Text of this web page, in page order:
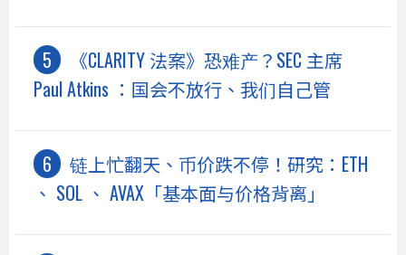
《CLARITY 法案》恐难产？SEC 主席
Paul Atkins ：国会不放行、我们自己管
链上忙翻天、币价跌不停！研究：ETH
、 SOL 、 AVAX「基本面与价格背离」